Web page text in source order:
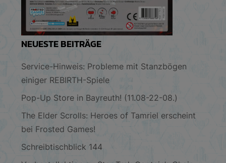
NEUESTE BEITRÄGE
Service-Hinweis: Probleme mit Stanzbögen
einiger REBIRTH-Spiele
Pop-Up Store in Bayreuth! (11.08-22-08.)
The Elder Scrolls: Heroes of Tamriel erscheint
bei Frosted Games!
Schreibtischblick 144